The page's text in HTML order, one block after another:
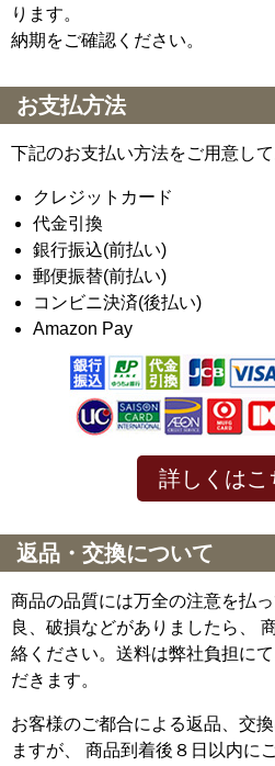
ります。
納期をご確認ください。
お支払方法
下記のお支払い方法をご用意して
クレジットカード
代金引換
銀行振込(前払い)
郵便振替(前払い)
コンビニ決済(後払い)
Amazon Pay
詳しくはこ
返品・交換について
商品の品質には万全の注意を払
良、破損などがありましたら、
絡ください。送料は弊社負担に
だきます。
お客様のご都合による返品、交
ますが、
商品到着後８日以内に